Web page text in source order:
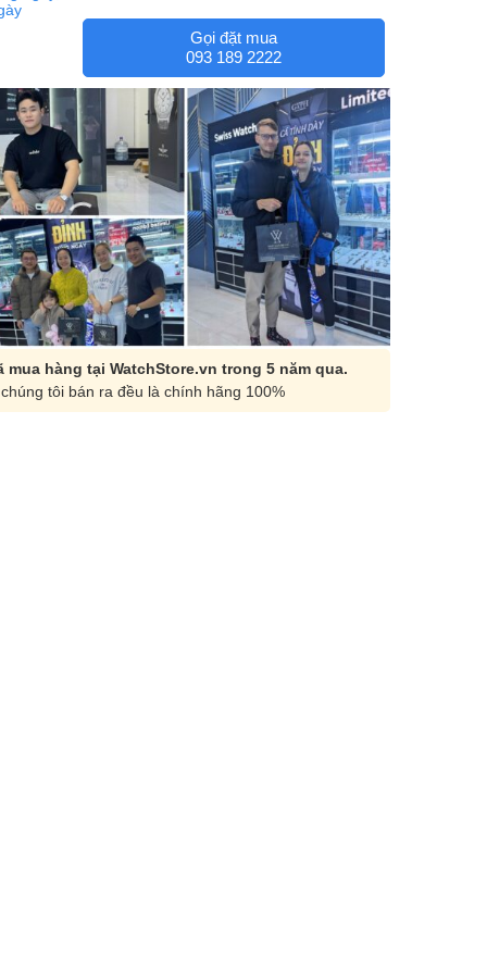
Gọi đặt mua
093 189 2222
mua hàng tại WatchStore.vn trong 5 năm qua.
tôi bán ra đều là chính hãng 100%